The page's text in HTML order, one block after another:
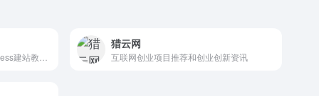
猎云网
互联网创业项目推荐和创业创新资讯